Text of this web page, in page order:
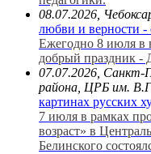
08.07.2026,
любви и верности -
Ежегодно 8 июля в
добрый праздник -
07.07.2026, Санкт-
района, ЦРБ им.
картинах русских
7 июля в рамках
возраст» в
Белинского